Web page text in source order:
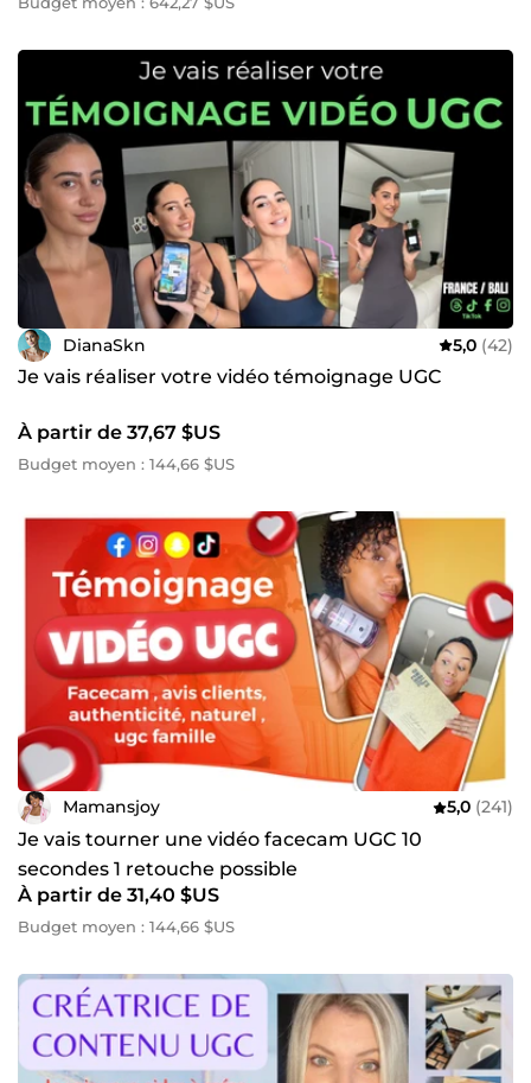
DianaSkn 5,0 (42)
Je vais réaliser votre vidéo témoignage UGC
À partir de 37,67 $US
Budget moyen : 144,66 $US
Mamansjoy 5,0 (241)
Je vais tourner une vidéo facecam UGC 10
secondes 1 retouche possible
À partir de 31,40 $US
Budget moyen : 144,66 $US